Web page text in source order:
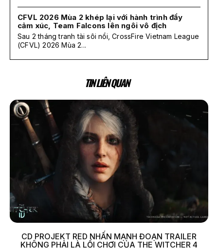
CFVL 2026 Mùa 2 khép lại với hành trình đầy
cảm xúc, Team Falcons lên ngôi vô địch
Sau 2 tháng tranh tài sôi nổi, CrossFire Vietnam League
(CFVL) 2026 Mùa 2...
TIN LIÊN QUAN
CD PROJEKT RED NHẤN MẠNH ĐOẠN TRAILER
KHÔNG PHẢI LÀ LỐI CHƠI CỦA THE WITCHER 4